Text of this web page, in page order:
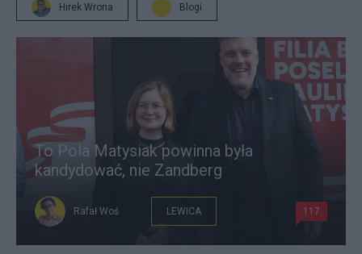
Hirek Wrona Blogi
To Pola Matysiak powinna była
kandydować, nie Zandberg
Rafał Woś LEWICA 117